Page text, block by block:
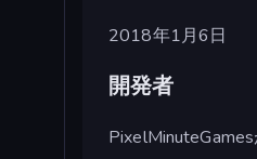
2018年1月6日
開発者